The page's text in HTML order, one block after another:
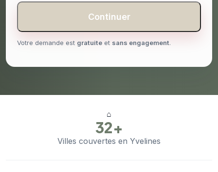
Continuer
Votre demande est gratuite et sans engagement.
⌂
32+
Villes couvertes en Yvelines